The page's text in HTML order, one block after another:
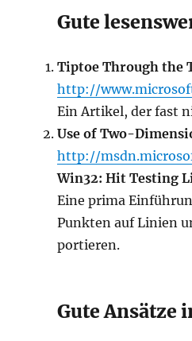
Gute
Tiptoe Through the
http://
Ein Artikel, der fast
Use of Two-
http://
Win32: Hit Testing
Eine prima
Punkten auf Linien
portieren.
Gute Ansätze